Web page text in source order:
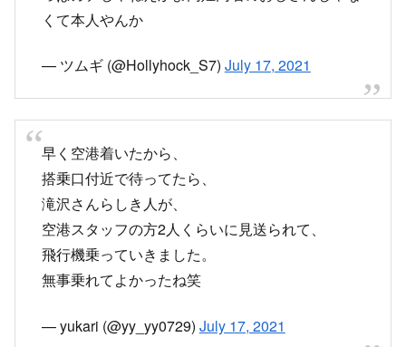
くて本人やんか
— ツムギ (@Hollyhock_S7) July 17, 2021
早く空港着いたから、
搭乗口付近で待ってたら、
滝沢さんらしき人が、
空港スタッフの方2人くらいに見送られて、
飛行機乗っていきました。
無事乗れてよかったね笑
— yukari (@yy_yy0729) July 17, 2021